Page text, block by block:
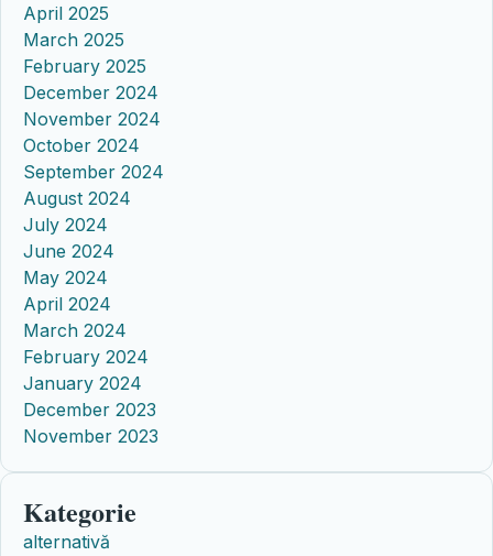
April 2025
March 2025
February 2025
December 2024
November 2024
October 2024
September 2024
August 2024
July 2024
June 2024
May 2024
April 2024
March 2024
February 2024
January 2024
December 2023
November 2023
Kategorie
alternativă